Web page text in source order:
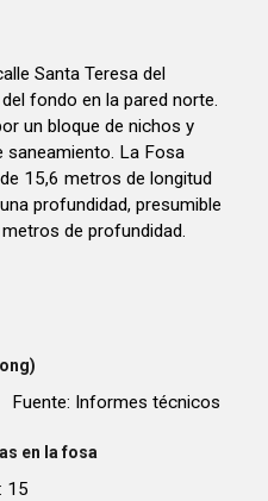
Santa Teresa del
fondo en la pared norte.
un bloque de nichos y
saneamiento. La Fosa
15,6 metros de longitud
profundidad, presumible
de profundidad.
Fuente: Informes técnicos
en la fosa
15